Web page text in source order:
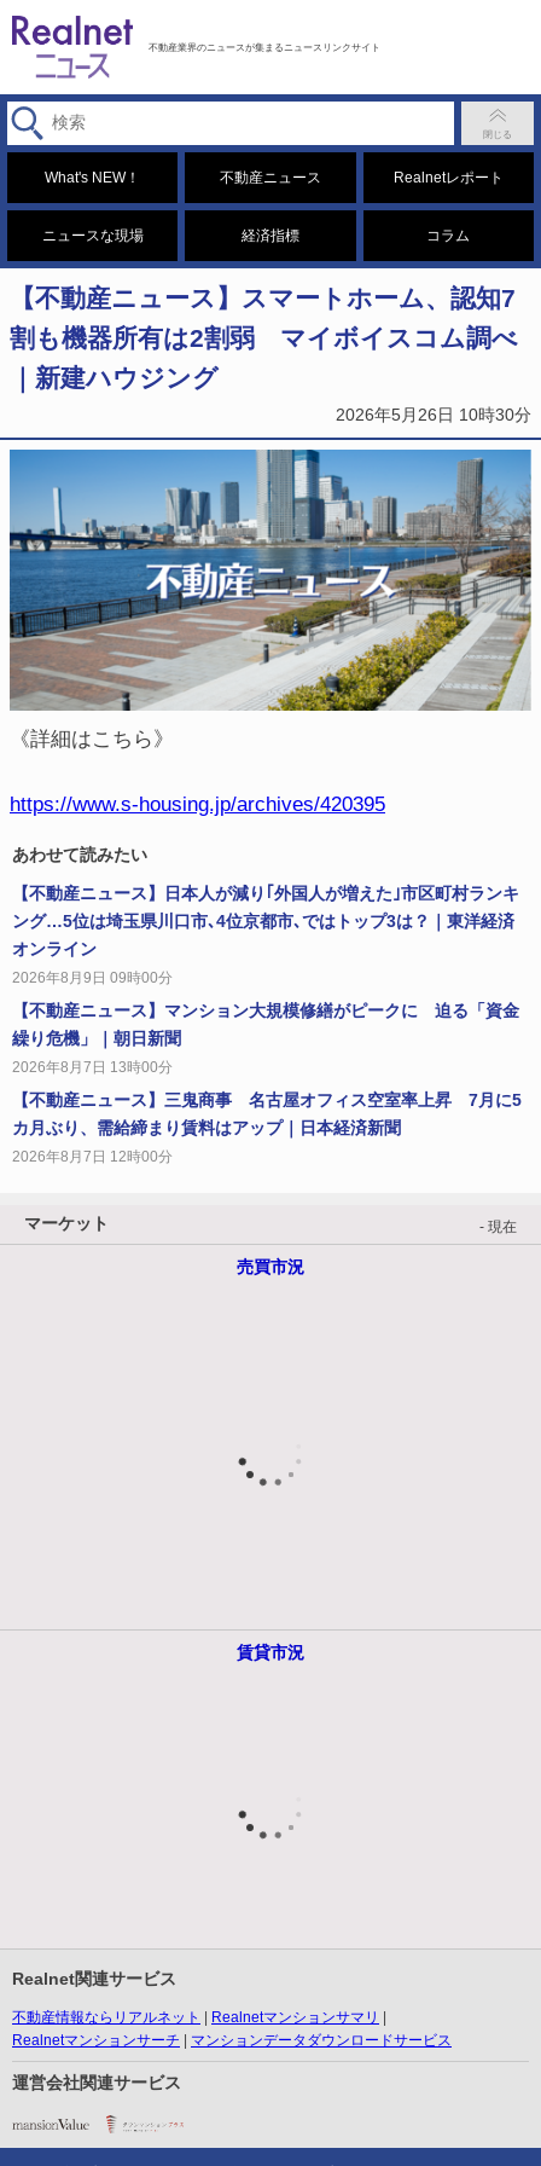
不動産業界のニュースが集まるニュースリンクサイト
What's NEW！ 不動産ニュース Realnetレポート
ニュースな現場 経済指標 コラム
【不動産ニュース】スマートホーム、認知7
割も機器所有は2割弱 マイボイスコム調べ
｜新建ハウジング
2026年5月26日 10時30分
《詳細はこちら》
https://www.s-housing.jp/archives/420395
あわせて読みたい
【不動産ニュース】日本人が減り｢外国人が増えた｣市区町村ランキ
ング…5位は埼玉県川口市､4位京都市､ではトップ3は？｜東洋経済
オンライン
2026年8月9日 09時00分
【不動産ニュース】マンション大規模修繕がピークに 迫る「資金
繰り危機」｜朝日新聞
2026年8月7日 13時00分
【不動産ニュース】三鬼商事 名古屋オフィス空室率上昇 7月に5
カ月ぶり、需給締まり賃料はアップ｜日本経済新聞
2026年8月7日 12時00分
マーケット - 現在
売買市況
賃貸市況
Realnet関連サービス
不動産情報ならリアルネット
Realnetマンションサマリ
Realnetマンションサーチ
マンションデータダウンロードサービス
運営会社関連サービス